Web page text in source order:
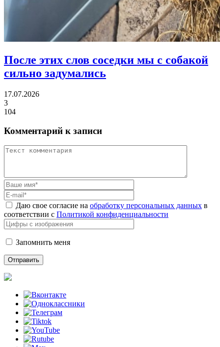
После этих слов соседки мы с собакой
сильно задумались
17.07.2026
3
104
Комментарий к записи
Даю свое согласие на обработку персональных данных в
соответствии с Политикой конфиденциальности
Запомнить меня